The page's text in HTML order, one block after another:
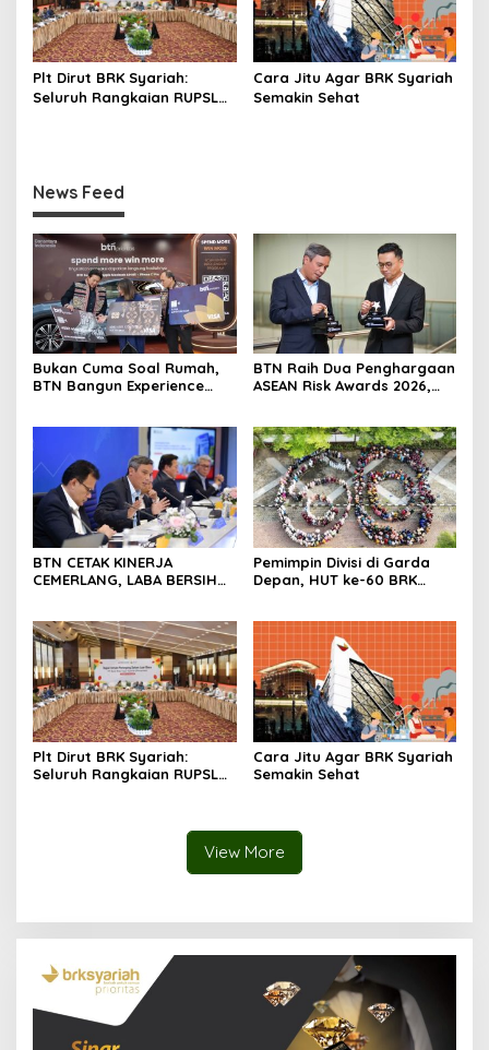
Plt Dirut BRK Syariah:
Seluruh Rangkaian RUPSLB
Cara Jitu Agar BRK Syariah
Semakin Sehat
News Feed
Bukan Cuma Soal Rumah,
BTN Bangun Experience
BTN Raih Dua Penghargaan
ASEAN Risk Awards 2026,
Berstandar Internasional
Perkuat Pertumbuhan
Berkelanjutan
BTN CETAK KINERJA
CEMERLANG, LABA BERSIH
2,99%
Pemimpin Divisi di Garda
Depan, HUT ke-60 BRK
Kebanggaan
Plt Dirut BRK Syariah:
Seluruh Rangkaian RUPSLB
Cara Jitu Agar BRK Syariah
Semakin Sehat
View More